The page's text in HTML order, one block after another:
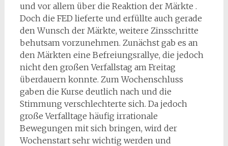
und vor allem über die Reaktion der Märkte .
Doch die FED lieferte und erfüllte auch gerade
den Wunsch der Märkte, weitere Zinsschritte
behutsam vorzunehmen. Zunächst gab es an
den Märkten eine Befreiungsrallye, die jedoch
nicht den großen Verfallstag am Freitag
überdauern konnte. Zum Wochenschluss
gaben die Kurse deutlich nach und die
Stimmung verschlechterte sich. Da jedoch
große Verfalltage häufig irrationale
Bewegungen mit sich bringen, wird der
Wochenstart sehr wichtig werden und